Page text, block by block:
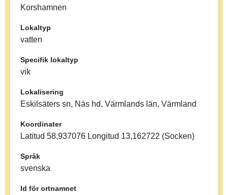
Korshamnen
Lokaltyp
vatten
Specifik lokaltyp
vik
Lokalisering
Eskilsäters sn, Näs hd, Värmlands län, Värmland
Koordinater
Latitud 58,937076 Longitud 13,162722 (Socken)
Språk
svenska
Id för ortnamnet